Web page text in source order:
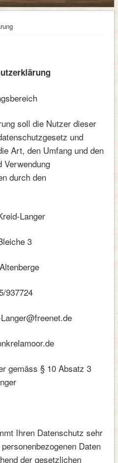
soll die Nutzer dieser
und
Art, den Umfang und den
Verwendung
durch den
Langer
3
937724
gemäss § 10 Absatz 3
Ihren Datenschutz sehr
Daten
der gesetzlichen